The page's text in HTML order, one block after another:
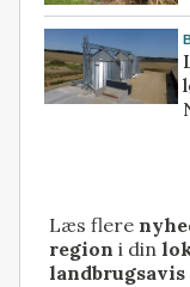
Læs flere
region i din
landbrugsavis